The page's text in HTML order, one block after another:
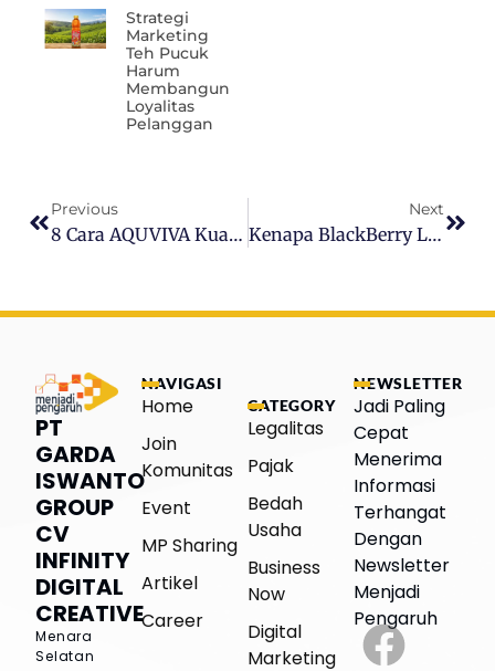
Strategi
Marketing
Teh Pucuk
Harum
Membangun
Loyalitas
Pelanggan
Previous
8 Cara AQUVIVA Kuasai Pasar Air Minum Kemasan, Bikin AQUA Dan Le Minerale Goyah
Next
Kenapa BlackBerry Lenyap Dari Pasar Smartphone? Ini Penyebabnya
PT
GARDA
ISWANTO
GROUP
CV
INFINITY
DIGITAL
CREATIVE
Menara
Selatan
NAVIGASI
Home
Join
Komunitas
Event
MP Sharing
Artikel
Career
CATEGORY
Legalitas
Pajak
Bedah
Usaha
Business
Now
Digital
Marketing
NEWSLETTER
Jadi Paling
Cepat
Menerima
Informasi
Terhangat
Dengan
Newsletter
Menjadi
Pengaruh